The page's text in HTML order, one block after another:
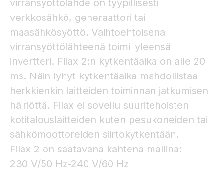
virransyöttölähde on tyypillisesti
verkkosähkö, generaattori tai
maasähkösyöttö. Vaihtoehtoisena
virransyöttölähteenä toimii yleensä
invertteri. Filax 2:n kytkentäaika on alle 20
ms. Näin lyhyt kytkentäaika mahdollistaa
herkkienkin laitteiden toiminnan jatkumisen
häiriöttä. Filax ei sovellu suuritehoisten
kotitalouslaitteiden kuten pesukoneiden tai
sähkömoottoreiden siirtokytkentään.
Filax 2 on saatavana kahtena mallina:
230 V/50 Hz-240 V/60 Hz